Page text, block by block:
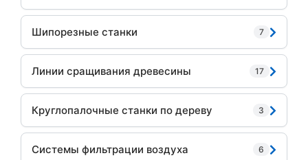
Шипорезные станки 7
Линии сращивания древесины 17
Круглопалочные станки по дереву 3
Системы фильтрации воздуха 6